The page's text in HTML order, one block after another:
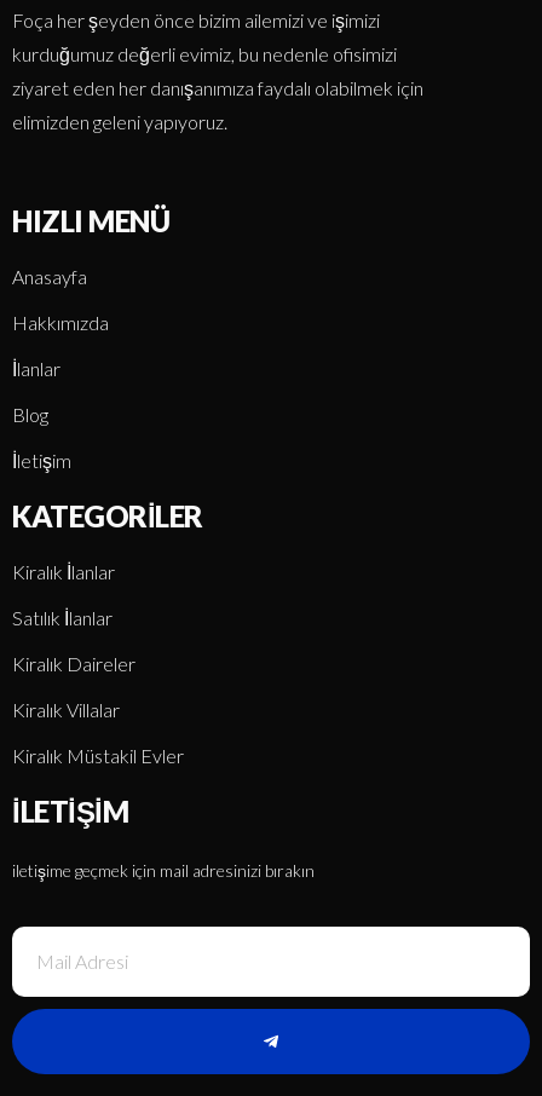
Foça her şeyden önce bizim ailemizi ve işimizi
kurduğumuz değerli evimiz, bu nedenle ofisimizi
ziyaret eden her danışanımıza faydalı olabilmek için
elimizden geleni yapıyoruz.
HIZLI MENÜ
Anasayfa
Hakkımızda
İlanlar
Blog
İletişim
KATEGORILER
Kiralık İlanlar
Satılık İlanlar
Kiralık Daireler
Kiralık Villalar
Kiralık Müstakil Evler
İLETIŞIM
iletişime geçmek için mail adresinizi bırakın